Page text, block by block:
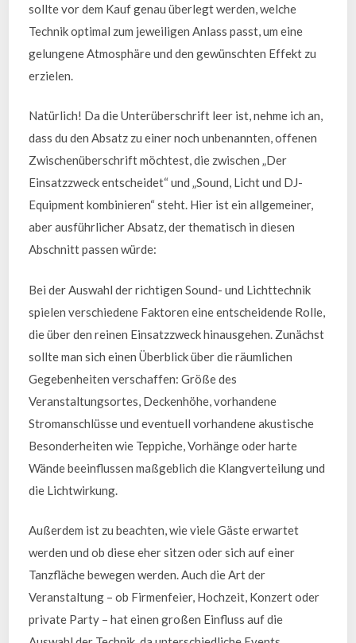
sollte vor dem Kauf genau überlegt werden, welche
Technik optimal zum jeweiligen Anlass passt, um eine
gelungene Atmosphäre und den gewünschten Effekt zu
erzielen.
Natürlich! Da die Unterüberschrift leer ist, nehme ich an,
dass du den Absatz zu einer noch unbenannten, offenen
Zwischenüberschrift möchtest, die zwischen „Der
Einsatzzweck entscheidet“ und „Sound, Licht und DJ-
Equipment kombinieren“ steht. Hier ist ein allgemeiner,
aber ausführlicher Absatz, der thematisch in diesen
Abschnitt passen würde:
Bei der Auswahl der richtigen Sound- und Lichttechnik
spielen verschiedene Faktoren eine entscheidende Rolle,
die über den reinen Einsatzzweck hinausgehen. Zunächst
sollte man sich einen Überblick über die räumlichen
Gegebenheiten verschaffen: Größe des
Veranstaltungsortes, Deckenhöhe, vorhandene
Stromanschlüsse und eventuell vorhandene akustische
Besonderheiten wie Teppiche, Vorhänge oder harte
Wände beeinflussen maßgeblich die Klangverteilung und
die Lichtwirkung.
Außerdem ist zu beachten, wie viele Gäste erwartet
werden und ob diese eher sitzen oder sich auf einer
Tanzfläche bewegen werden. Auch die Art der
Veranstaltung – ob Firmenfeier, Hochzeit, Konzert oder
private Party – hat einen großen Einfluss auf die